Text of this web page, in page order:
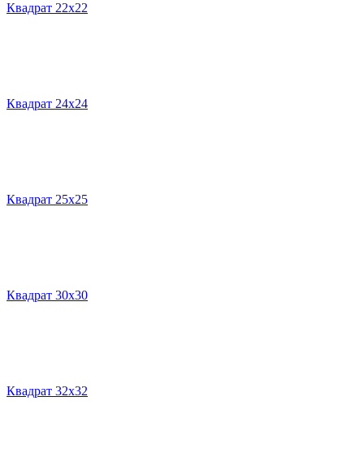
Квадрат 22х22
Квадрат 24х24
Квадрат 25х25
Квадрат 30х30
Квадрат 32х32